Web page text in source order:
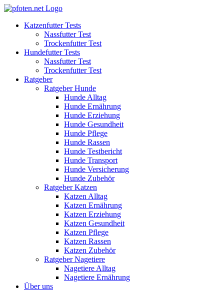
Katzenfutter Tests
Nassfutter Test
Trockenfutter Test
Hundefutter Tests
Nassfutter Test
Trockenfutter Test
Ratgeber
Ratgeber Hunde
Hunde Alltag
Hunde Ernährung
Hunde Erziehung
Hunde Gesundheit
Hunde Pflege
Hunde Rassen
Hunde Testbericht
Hunde Transport
Hunde Versicherung
Hunde Zubehör
Ratgeber Katzen
Katzen Alltag
Katzen Ernährung
Katzen Erziehung
Katzen Gesundheit
Katzen Pflege
Katzen Rassen
Katzen Zubehör
Ratgeber Nagetiere
Nagetiere Alltag
Nagetiere Ernährung
Über uns